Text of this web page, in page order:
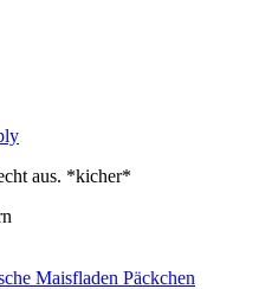
aus. *kicher*
Maisfladen Päckchen